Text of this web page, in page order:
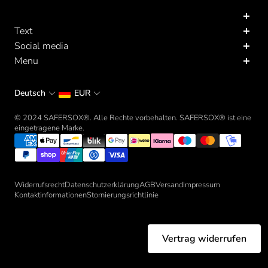
Text
Social media
Vernetze dich mit uns!
Menu
Deutsch
EUR
© 2024 SAFERSOX®. Alle Rechte vorbehalten. SAFERSOX® ist eine
eingetragene Marke.
WiderrufsrechtDatenschutzerklärungAGBVersandImpressum
KontaktinformationenStornierungsrichtlinie
Vertrag widerrufen